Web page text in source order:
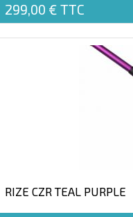
299,00 € TTC
RIZE CZR TEAL PURPLE